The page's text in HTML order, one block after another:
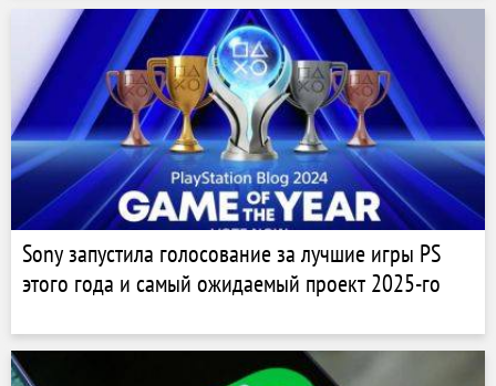
Sony запустила голосование за лучшие игры PS
этого года и самый ожидаемый проект 2025-го